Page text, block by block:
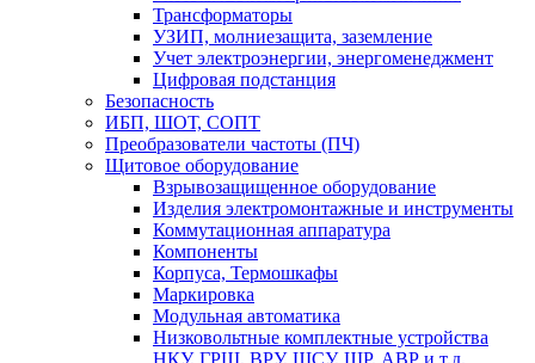
Трансформаторы
УЗИП, молниезащита, заземление
Учет электроэнергии, энергоменеджмент
Цифровая подстанция
Безопасность
ИБП, ШОТ, СОПТ
Преобразователи частоты (ПЧ)
Щитовое оборудование
Взрывозащищенное оборудование
Изделия электромонтажные и инструменты
Коммутационная аппаратура
Компоненты
Корпуса, Термошкафы
Маркировка
Модульная автоматика
Низковольтные комплектные устройства